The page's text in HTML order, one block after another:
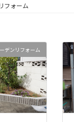
フォーム
デンリフォーム